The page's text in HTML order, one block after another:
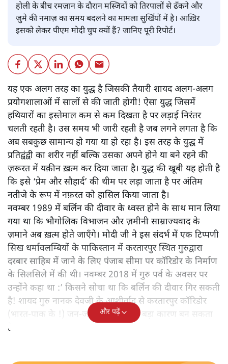
होली के बीच रमज़ान के दौरान मस्जिदों को तिरपालों से ढँकने और
जुमे की नमाज़ का समय बदलने का मामला सुर्खियों में है। आख़िर
इसको लेकर पीएम मोदी चुप क्यों हैं? जानिए पूरी रिपोर्ट।
यह एक अलग तरह का युद्ध है जिसकी तैयारी शायद अलग-अलग
प्रयोगशालाओं में सालों से की जाती होगी! ऐसा युद्ध जिसमें
हथियारों का इस्तेमाल कम से कम दिखता है पर लड़ाई निरंतर
चलती रहती है। उस समय भी जारी रहती है जब लगने लगता है कि
अब सबकुछ सामान्य हो गया या हो रहा है। इस तरह के युद्ध में
प्रतिद्वंद्वी का शरीर नहीं बल्कि उसका अपने होने या बने रहने की
ज़रूरत में यक़ीन ख़त्म कर दिया जाता है। युद्ध की खूबी यह होती है
कि इसे ‘प्रेम और सौहार्द’ की थीम पर लड़ा जाता है पर अंतिम
नतीजे के रूप में नफ़रत को हासिल किया जाता है।
नवम्बर 1989 में बर्लिन की दीवार के ध्वस्त होने के साथ मान लिया
गया था कि भौगोलिक विभाजन और ज़मीनी साम्राज्यवाद के
ज़माने अब ख़त्म होते जाएँगे। मोदी जी ने इस संदर्भ में एक टिप्पणी
सिख धर्मावलम्बियों के पाकिस्तान में करतारपुर स्थित गुरुद्वारा
दरबार साहिब में जाने के लिए पंजाब सीमा पर कॉरिडोर के निर्माण
के सिलसिले में की थी। नवम्बर 2018 में गुरु पर्व के अवसर पर
उन्होंने कहा था :’ किसने सोचा था कि बर्लिन की दीवार गिर सकती
है! शायद गुरु नानक देवजी के आशीर्वाद से करतारपुर कॉरिडोर
(भारत-पाक के !) जन-जन को जोड़ने का बड़ा कारण बन सकता
है!‘
और पढ़ें